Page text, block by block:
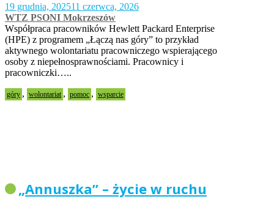
19 grudnia, 202511 czerwca, 2026
WTZ PSONI Mokrzeszów
Współpraca pracowników Hewlett Packard Enterprise
(HPE) z programem „Łączą nas góry” to przykład
aktywnego wolontariatu pracowniczego wspierającego
osoby z niepełnosprawnościami. Pracownicy i
pracowniczki…..
góry , wolontariat , pomoc , wsparcie
„Annuszka” – życie w ruchu